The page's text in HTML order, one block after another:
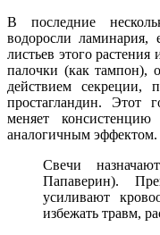
В последние
водоросли
листьев этого
палочки (как тампон),
действием секреции,
простагландин. Этот
меняет
аналогичным эффектом.
Свечи
Папаверин).
усиливают
избежать травм,